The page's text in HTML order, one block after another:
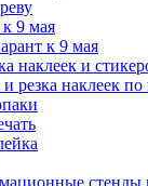
9 мая
к 9 мая
наклеек и
резка наклеек по
стенды